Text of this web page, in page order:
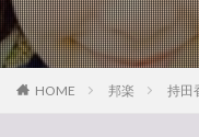
HOME 邦楽 持田